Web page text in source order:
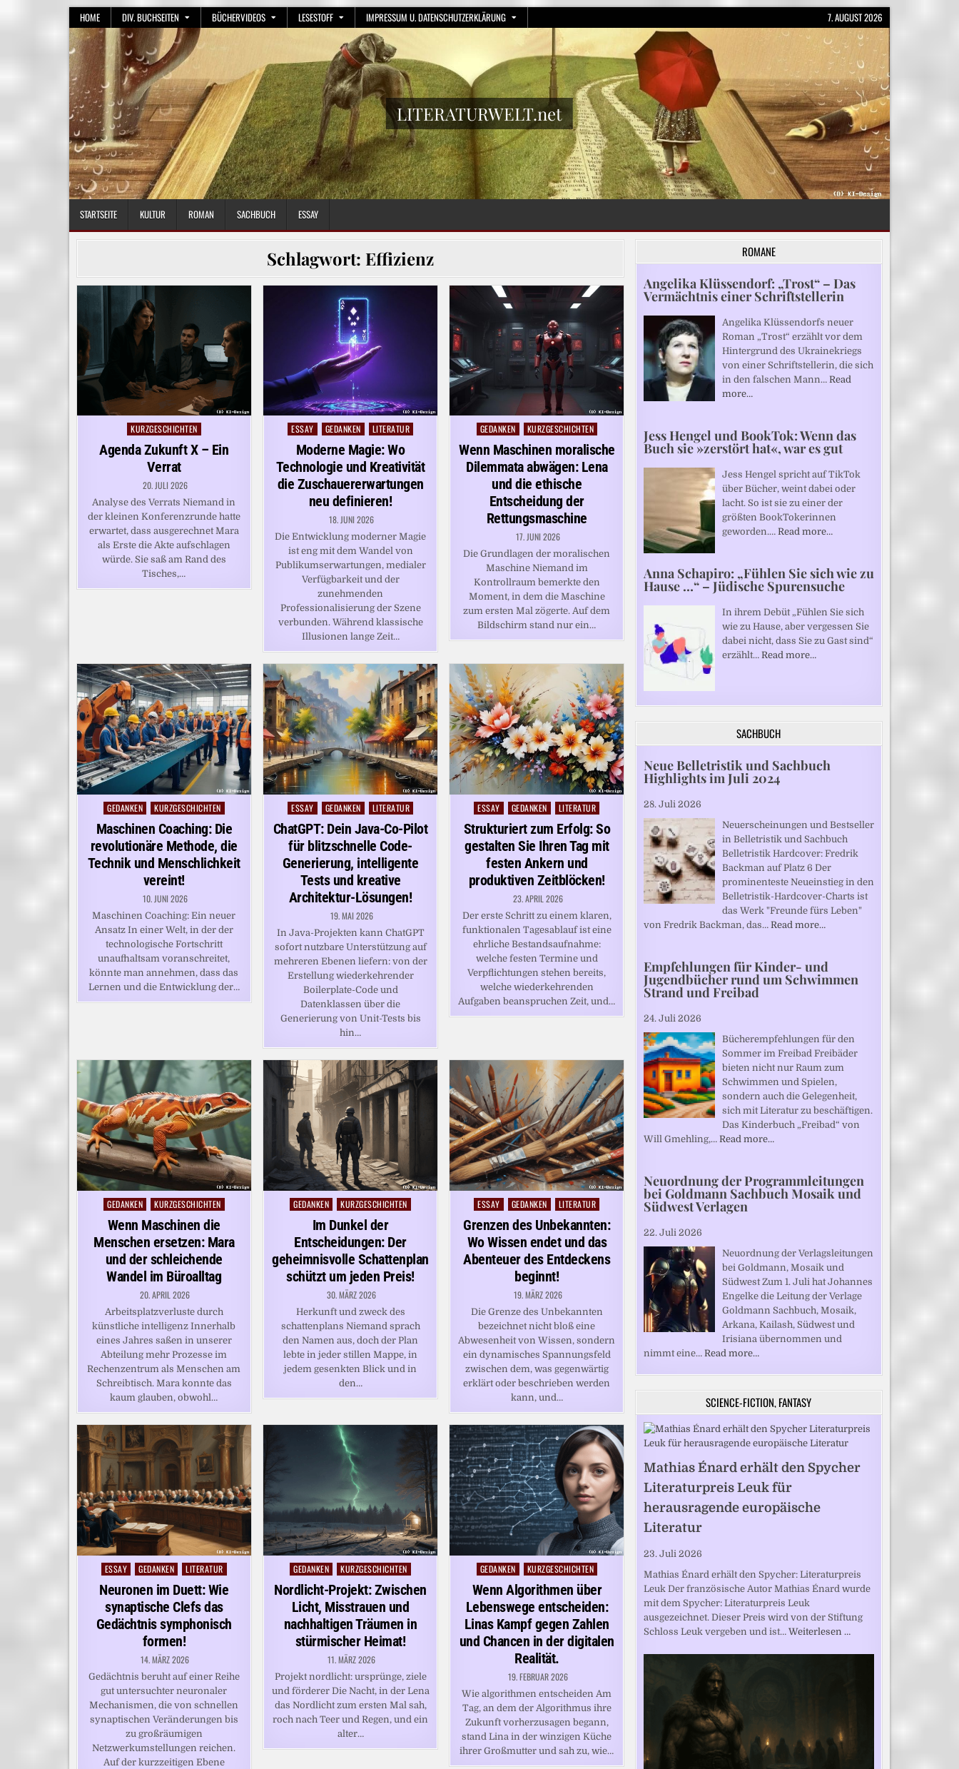
HOME DIV. BUCHSEITEN BÜCHERVIDEOS LESESTOFF IMPRESSUM U. DATENSCHUTZERKLÄRUNG 7. AUGUST 2026
LITERATURWELT.net
STARTSEITE KULTUR ROMAN SACHBUCH ESSAY
Schlagwort: Effizienz
Posted
in
KURZGESCHICHTEN
Agenda Zukunft X – Ein
Verrat
20. JULI 2026
Analyse des Verrats Niemand in
der kleinen Konferenzrunde hatte
erwartet, dass ausgerechnet Mara
als Erste die Akte aufschlagen
würde. Sie saß am Rand des
Tisches,…
Posted
ESSAY GEDANKEN LITERATUR
Moderne Magie: Wo
Technologie und Kreativität
die Zuschauererwartungen
neu definieren!
18. JUNI 2026
Die Entwicklung moderner Magie
ist eng mit dem Wandel von
Publikumserwartungen, medialer
Verfügbarkeit und der
zunehmenden
Professionalisierung der Szene
verbunden. Während klassische
Illusionen lange Zeit…
Posted
GEDANKEN KURZGESCHICHTEN
Wenn Maschinen moralische
Dilemmata abwägen: Lena
und die ethische
Entscheidung der
Rettungsmaschine
17. JUNI 2026
Die Grundlagen der moralischen
Maschine Niemand im
Kontrollraum bemerkte den
Moment, in dem die Maschine
zum ersten Mal zögerte. Auf dem
Bildschirm stand nur ein…
Posted
in
GEDANKEN KURZGESCHICHTEN
Maschinen Coaching: Die
revolutionäre Methode, die
Technik und Menschlichkeit
vereint!
10. JUNI 2026
Maschinen Coaching: Ein neuer
Ansatz In einer Welt, in der der
technologische Fortschritt
unaufhaltsam voranschreitet,
könnte man annehmen, dass das
Lernen und die Entwicklung der…
Posted
in
ESSAY GEDANKEN LITERATUR
ChatGPT: Dein Java-Co-Pilot
für blitzschnelle Code-
Generierung, intelligente
Tests und kreative
Architektur-Lösungen!
19. MAI 2026
In Java-Projekten kann ChatGPT
sofort nutzbare Unterstützung auf
mehreren Ebenen liefern: von der
Erstellung wiederkehrender
Boilerplate-Code und
Datenklassen über die
Generierung von Unit-Tests bis
hin…
Posted
in
ESSAY GEDANKEN LITERATUR
Strukturiert zum Erfolg: So
gestalten Sie Ihren Tag mit
festen Ankern und
produktiven Zeitblöcken!
23. APRIL 2026
Der erste Schritt zu einem klaren,
funktionalen Tagesablauf ist eine
ehrliche Bestandsaufnahme:
welche festen Termine und
Verpflichtungen stehen bereits,
welche wiederkehrenden
Aufgaben beanspruchen Zeit, und…
Posted
in
GEDANKEN KURZGESCHICHTEN
Wenn Maschinen die
Menschen ersetzen: Mara
und der schleichende
Wandel im Büroalltag
20. APRIL 2026
Arbeitsplatzverluste durch
künstliche intelligenz Innerhalb
eines Jahres saßen in unserer
Abteilung mehr Prozesse im
Rechenzentrum als Menschen am
Schreibtisch. Mara konnte das
kaum glauben, obwohl…
Posted
GEDANKEN KURZGESCHICHTEN
Im Dunkel der
Entscheidungen: Der
geheimnisvolle Schattenplan
schützt um jeden Preis!
30. MÄRZ 2026
Herkunft und zweck des
schattenplans Niemand sprach
den Namen aus, doch der Plan
lebte in jeder stillen Mappe, in
jedem gesenkten Blick und in
den…
Posted
ESSAY GEDANKEN LITERATUR
Grenzen des Unbekannten:
Wo Wissen endet und das
Abenteuer des Entdeckens
beginnt!
19. MÄRZ 2026
Die Grenze des Unbekannten
bezeichnet nicht bloß eine
Abwesenheit von Wissen, sondern
ein dynamisches Spannungsfeld
zwischen dem, was gegenwärtig
erklärt oder beschrieben werden
kann, und…
Posted
in
ESSAY GEDANKEN LITERATUR
Neuronen im Duett: Wie
synaptische Clefs das
Gedächtnis symphonisch
formen!
14. MÄRZ 2026
Gedächtnis beruht auf einer Reihe
gut untersuchter neuronaler
Mechanismen, die von schnellen
synaptischen Veränderungen bis
zu großräumigen
Netzwerkumstellungen reichen.
Auf der kurzzeitigen Ebene
Posted
in
GEDANKEN KURZGESCHICHTEN
Nordlicht-Projekt: Zwischen
Licht, Misstrauen und
nachhaltigen Träumen in
stürmischer Heimat!
11. MÄRZ 2026
Projekt nordlicht: ursprünge, ziele
und förderer Die Nacht, in der Lena
das Nordlicht zum ersten Mal sah,
roch nach Teer und Regen, und ein
alter…
Posted
in
GEDANKEN KURZGESCHICHTEN
Wenn Algorithmen über
Lebenswege entscheiden:
Linas Kampf gegen Zahlen
und Chancen in der digitalen
Realität.
19. FEBRUAR 2026
Wie algorithmen entscheiden Am
Tag, an dem der Algorithmus ihre
Zukunft vorherzusagen begann,
stand Lina in der winzigen Küche
ihrer Großmutter und sah zu, wie…
ROMANE
Angelika Klüssendorf: „Trost“ – Das
Vermächtnis einer Schriftstellerin
Angelika Klüssendorfs neuer
Roman „Trost“ erzählt vor dem
Hintergrund des Ukrainekriegs
von einer Schriftstellerin, die sich
in den falschen Mann… Read
more…
Jess Hengel und BookTok: Wenn das
Buch sie »zerstört hat«, war es gut
Jess Hengel spricht auf TikTok
über Bücher, weint dabei oder
lacht. So ist sie zu einer der
größten BookTokerinnen
geworden.… Read more…
Anna Schapiro: „Fühlen Sie sich wie zu
Hause …“ – Jüdische Spurensuche
In ihrem Debüt „Fühlen Sie sich
wie zu Hause, aber vergessen Sie
dabei nicht, dass Sie zu Gast sind“
erzählt… Read more…
SACHBUCH
Neue Belletristik und Sachbuch
Highlights im Juli 2024
28. Juli 2026
Neuerscheinungen und Bestseller
in Belletristik und Sachbuch
Belletristik Hardcover: Fredrik
Backman auf Platz 6 Der
prominenteste Neueinstieg in den
Belletristik-Hardcover-Charts ist
das Werk "Freunde fürs Leben"
von Fredrik Backman, das… Read more…
Empfehlungen für Kinder- und
Jugendbücher rund um Schwimmen
Strand und Freibad
24. Juli 2026
Bücherempfehlungen für den
Sommer im Freibad Freibäder
bieten nicht nur Raum zum
Schwimmen und Spielen,
sondern auch die Gelegenheit,
sich mit Literatur zu beschäftigen.
Das Kinderbuch „Freibad“ von
Will Gmehling,… Read more…
Neuordnung der Programmleitungen
bei Goldmann Sachbuch Mosaik und
Südwest Verlagen
22. Juli 2026
Neuordnung der Verlagsleitungen
bei Goldmann, Mosaik und
Südwest Zum 1. Juli hat Johannes
Engelke die Leitung der Verlage
Goldmann Sachbuch, Mosaik,
Arkana, Kailash, Südwest und
Irisiana übernommen und
nimmt eine… Read more…
SCIENCE-FICTION, FANTASY
Mathias Énard erhält den Spycher
Literaturpreis Leuk für
herausragende europäische
Literatur
23. Juli 2026
Mathias Énard erhält den Spycher: Literaturpreis
Leuk Der französische Autor Mathias Énard wurde
mit dem Spycher: Literaturpreis Leuk
ausgezeichnet. Dieser Preis wird von der Stiftung
Schloss Leuk vergeben und ist… Weiterlesen …